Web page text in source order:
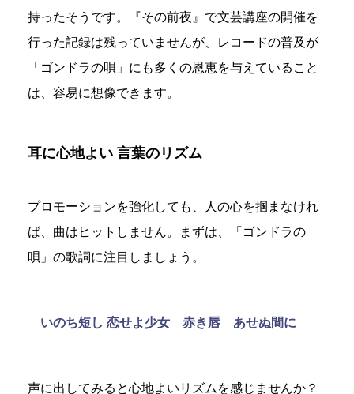
持ったそうです。『その前夜』で文芸講座の開催を
行った記録は残っていませんが、レコードの普及が
「ゴンドラの唄」にも多くの恩恵を与えていること
は、容易に想像できます。
耳に心地よい 言葉のリズム
プロモーションを強化しても、人の心を掴まなけれ
ば、曲はヒットしません。まずは、「ゴンドラの
唄」の歌詞に注目しましょう。
いのち短し 恋せよ少女 赤き唇 あせぬ間に
声に出してみると心地よいリズムを感じませんか？